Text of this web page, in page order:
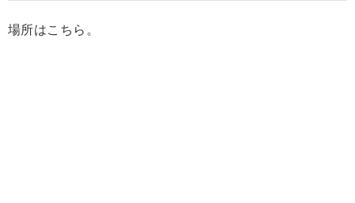
場所はこちら。